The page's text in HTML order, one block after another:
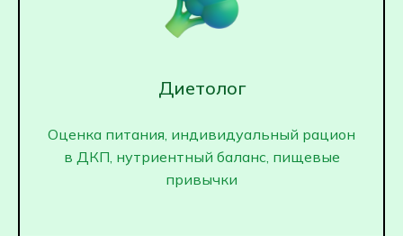
Диетолог
Оценка питания, индивидуальный рацион
в ДКП, нутриентный баланс, пищевые
привычки